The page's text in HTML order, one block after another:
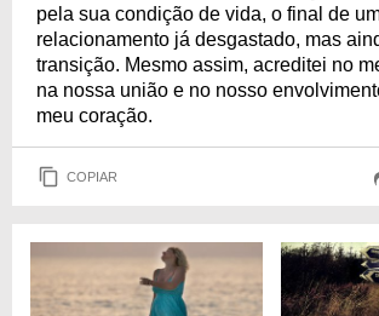
pela sua condição de vida, o final de
relacionamento já desgastado, mas
transição. Mesmo assim, acreditei no
na nossa união e no nosso
meu coração.
COPIAR